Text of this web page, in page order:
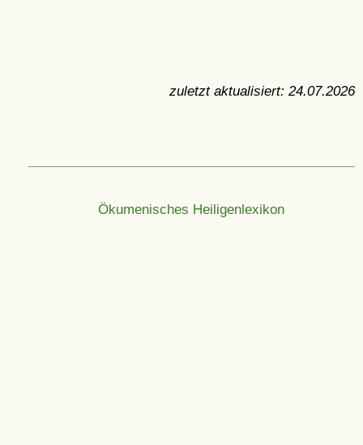
zuletzt aktualisiert: 24.07.2026
Ökumenisches Heiligenlexikon